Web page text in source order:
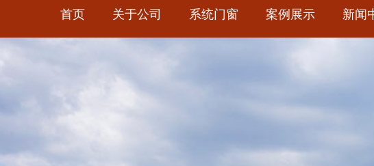
首页 关于公司 系统门窗 案例展示 新闻